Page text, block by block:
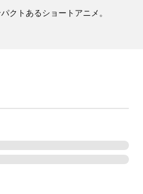
クトあるショートアニメ。